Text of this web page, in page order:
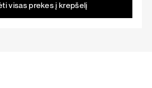
visas prekes į krepšelį